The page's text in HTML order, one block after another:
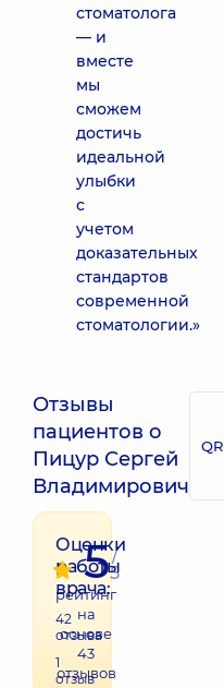
стоматолога
— и
вместе
мы
сможем
достичь
идеальной
улыбки
с
учетом
доказательных
стандартов
современной
стоматологии.»
Отзывы
пациентов о
Пицур Сергей
Владимирович
QR
Оценки
работы
врача:
42
отзыва
1
отзыв
5/
5
рейтинг
на
основе
43
отзывов